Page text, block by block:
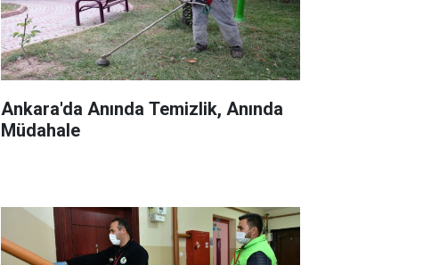
Ankara'da Anında Temizlik, Anında
Müdahale